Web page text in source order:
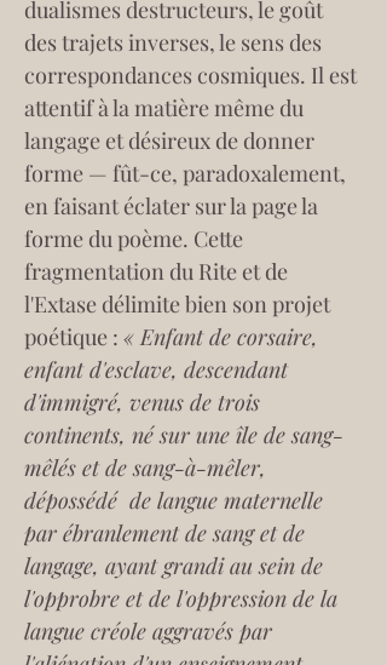
dualismes destructeurs, le goût
des trajets inverses, le sens des
correspondances cosmiques. Il est
attentif à la matière même du
langage et désireux de donner
forme — fût-ce, paradoxalement,
en faisant éclater sur la page la
forme du poème. Cette
fragmentation du Rite et de
l'Extase délimite bien son projet
poétique : « Enfant de corsaire,
enfant d'esclave, descendant
d'immigré, venus de trois
continents, né sur une île de sang-
mêlés et de sang-à-mêler,
dépossédé  de langue maternelle
par ébranlement de sang et de
langage, ayant grandi au sein de
l'opprobre et de l'oppression de la
langue créole aggravés par